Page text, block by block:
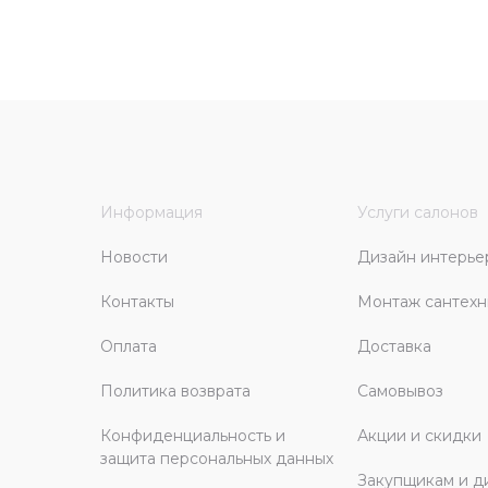
Информация
Новости
Контакты
Оплата
Политика возврата
Конфиденциальность и
защита персональных данных
Услуги салонов
Дизайн
Монтаж
Доставка
Самовывоз
Акции и скидки
Закупщикам и